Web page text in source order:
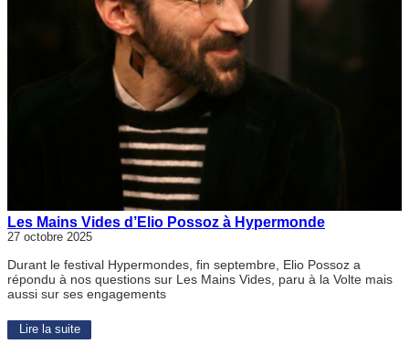
Les Mains Vides d’Elio Possoz à Hypermonde
27 octobre 2025
Durant le festival Hypermondes, fin septembre, Elio Possoz a
répondu à nos questions sur Les Mains Vides, paru à la Volte mais
aussi sur ses engagements
Lire la suite